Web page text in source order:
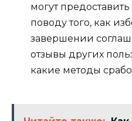
могут
поводу того, как
завершении
отзывы других
какие методы